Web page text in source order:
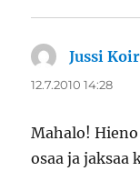
Jussi
12.7.2010 14:28
Mahalo!
osaa ja